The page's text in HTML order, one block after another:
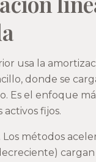
usa la
donde se
Es el enfoque
activos fijos.
métodos
cargan